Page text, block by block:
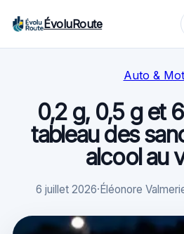
ÉvoluRoute
Auto &
0,2 g, 0,5 g et
tableau des
alcool au
6 juillet 2026·Éléonore